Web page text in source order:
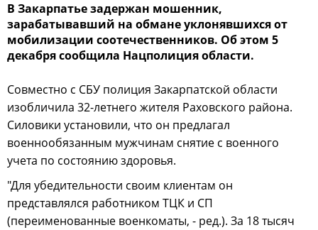
В Закарпатье задержан мошенник,
зарабатывавший на обмане уклонявшихся от
мобилизации соотечественников. Об этом 5
декабря сообщила Нацполиция области.
Совместно с СБУ полиция Закарпатской области
изобличила 32-летнего жителя Раховского района.
Силовики установили, что он предлагал
военнообязанным мужчинам снятие с военного
учета по состоянию здоровья.
"Для убедительности своим клиентам он
представлялся работником ТЦК и СП
(переименованные военкоматы, - ред.). За 18 тысяч